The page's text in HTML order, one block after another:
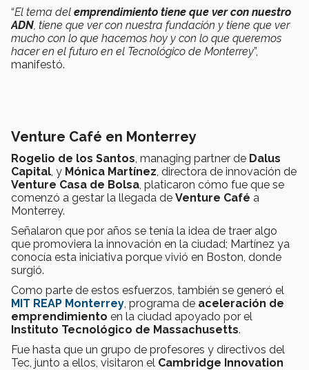
“El tema del emprendimiento tiene que ver con nuestro
ADN, tiene que ver con nuestra fundación y tiene que ver
mucho con lo que hacemos hoy y con lo que queremos
hacer en el futuro en el Tecnológico de Monterrey”,
manifestó.
Venture Café en Monterrey
Rogelio de los Santos, managing partner de Dalus
Capital, y Mónica Martínez, directora de innovación de
Venture Casa de Bolsa, platicaron cómo fue que se
comenzó a gestar la llegada de Venture Café a
Monterrey.
Señalaron que por años se tenía la idea de traer algo
que promoviera la innovación en la ciudad; Martínez ya
conocía esta iniciativa porque vivió en Boston, donde
surgió.
Como parte de estos esfuerzos, también se generó el
MIT REAP Monterrey, programa de aceleración de
emprendimiento en la ciudad apoyado por el
Instituto Tecnológico de Massachusetts.
Fue hasta que un grupo de profesores y directivos del
Tec, junto a ellos, visitaron el Cambridge Innovation